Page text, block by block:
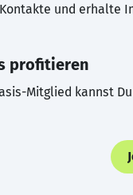
und erhalte
profitieren
Mitglied kannst